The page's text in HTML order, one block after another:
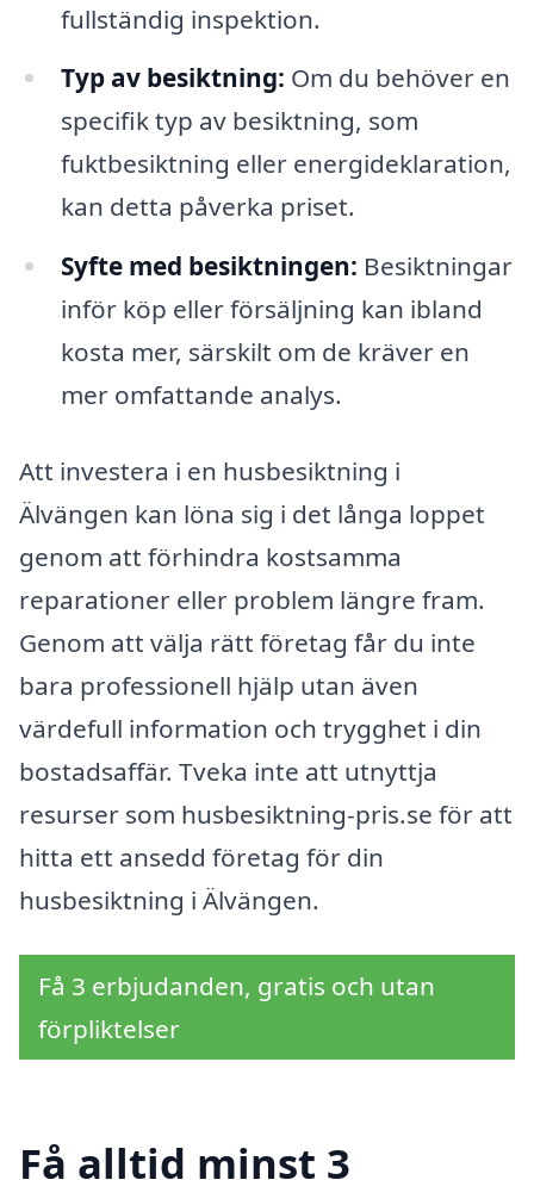
fullständig inspektion.
Typ av besiktning: Om du behöver en
specifik typ av besiktning, som
fuktbesiktning eller energideklaration,
kan detta påverka priset.
Syfte med besiktningen: Besiktningar
inför köp eller försäljning kan ibland
kosta mer, särskilt om de kräver en
mer omfattande analys.
Att investera i en husbesiktning i
Älvängen kan löna sig i det långa loppet
genom att förhindra kostsamma
reparationer eller problem längre fram.
Genom att välja rätt företag får du inte
bara professionell hjälp utan även
värdefull information och trygghet i din
bostadsaffär. Tveka inte att utnyttja
resurser som husbesiktning-pris.se för att
hitta ett ansedd företag för din
husbesiktning i Älvängen.
Få 3 erbjudanden, gratis och utan
förpliktelser
Få alltid minst 3